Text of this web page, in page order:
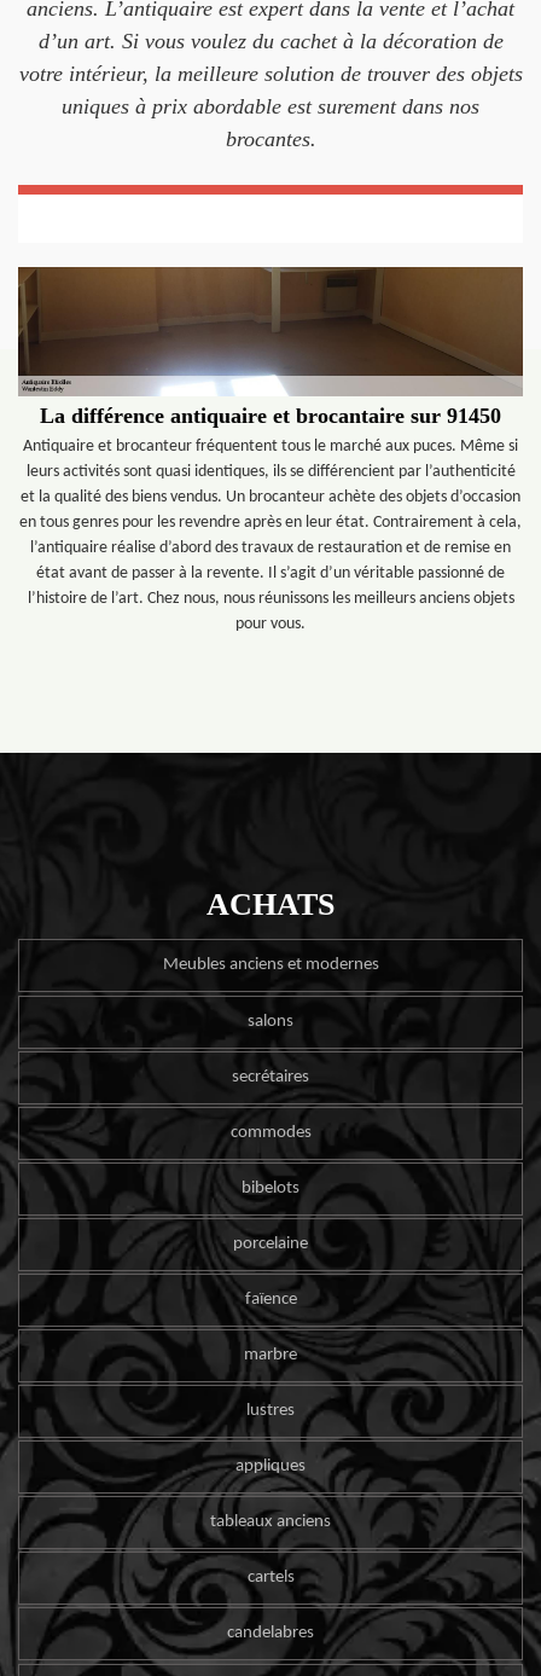
anciens. L’antiquaire est expert dans la vente et l’achat
d’un art. Si vous voulez du cachet à la décoration de
votre intérieur, la meilleure solution de trouver des objets
uniques à prix abordable est surement dans nos
brocantes.
La différence antiquaire et brocantaire sur 91450
Antiquaire et brocanteur fréquentent tous le marché aux puces. Même si
leurs activités sont quasi identiques, ils se différencient par l’authenticité
et la qualité des biens vendus. Un brocanteur achète des objets d’occasion
en tous genres pour les revendre après en leur état. Contrairement à cela,
l’antiquaire réalise d’abord des travaux de restauration et de remise en
état avant de passer à la revente. Il s’agit d’un véritable passionné de
l’histoire de l’art. Chez nous, nous réunissons les meilleurs anciens objets
pour vous.
ACHATS
Meubles anciens et modernes
salons
secrétaires
commodes
bibelots
porcelaine
faïence
marbre
lustres
appliques
tableaux anciens
cartels
candelabres